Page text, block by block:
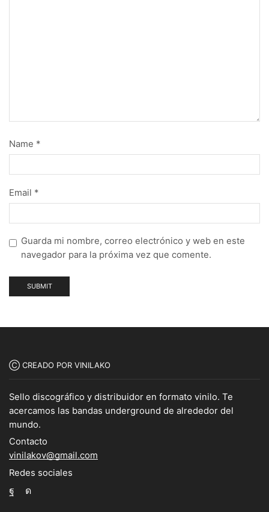
Name *
Email *
Guarda mi nombre, correo electrónico y web en este
navegador para la próxima vez que comente.
Ⓒ CREADO POR VINILAKO
Sello discográfico y distribuidor en formato vinilo. Te
acercamos las bandas underground de alrededor del
mundo.
Contacto
vinilakov@gmail.com
Redes sociales
Facebook
Instagram